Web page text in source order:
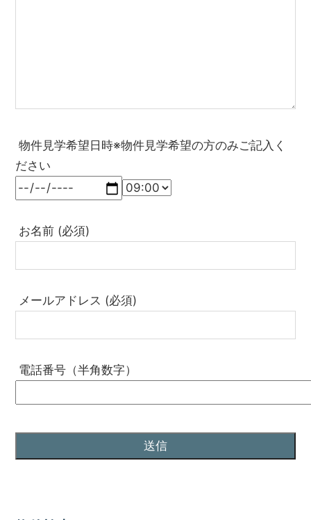
物件見学希望日時※物件見学希望の方のみご記入く
ださい
お名前 (必須)
メールアドレス (必須)
電話番号（半角数字）